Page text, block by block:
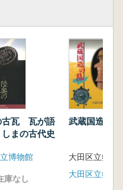
古瓦 瓦が語
まの古代史
博物館
庫なし
武蔵国造の
大田区立郷土